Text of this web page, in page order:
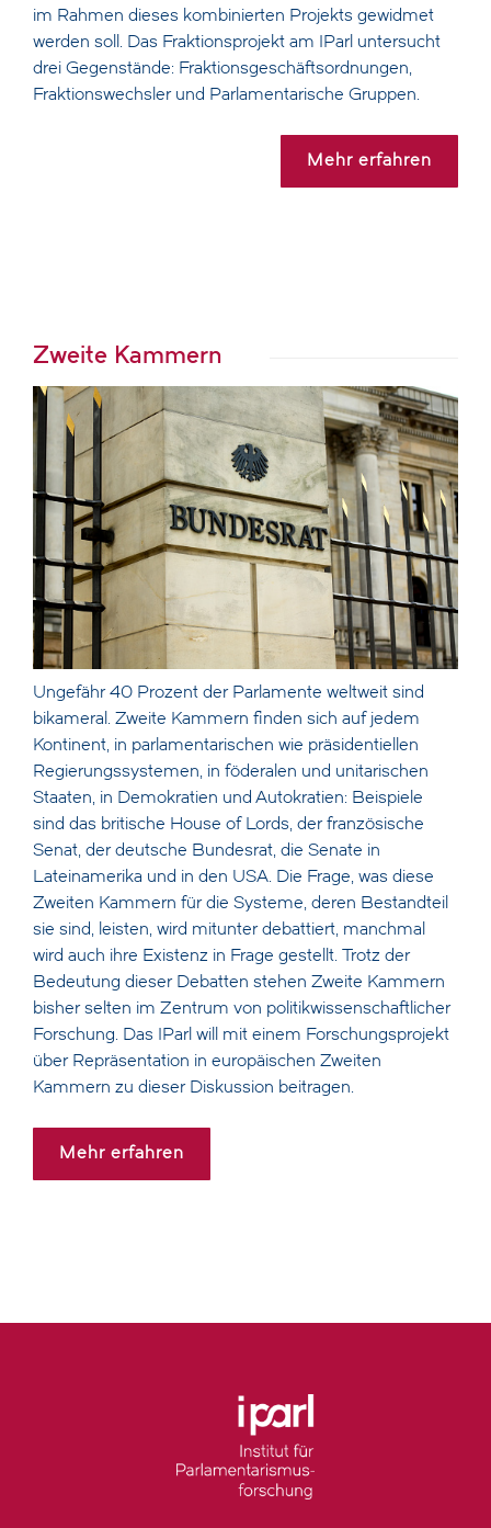
im Rahmen dieses kombinierten Projekts gewidmet
werden soll. Das Fraktionsprojekt am IParl untersucht
drei Gegenstände: Fraktionsgeschäftsordnungen,
Fraktionswechsler und Parlamentarische Gruppen.
Mehr erfahren
Zweite Kammern
Ungefähr 40 Prozent der Parlamente weltweit sind
bikameral. Zweite Kammern finden sich auf jedem
Kontinent, in parlamentarischen wie präsidentiellen
Regierungssystemen, in föderalen und unitarischen
Staaten, in Demokratien und Autokratien: Beispiele
sind das britische House of Lords, der französische
Senat, der deutsche Bundesrat, die Senate in
Lateinamerika und in den USA. Die Frage, was diese
Zweiten Kammern für die Systeme, deren Bestandteil
sie sind, leisten, wird mitunter debattiert, manchmal
wird auch ihre Existenz in Frage gestellt. Trotz der
Bedeutung dieser Debatten stehen Zweite Kammern
bisher selten im Zentrum von politikwissenschaftlicher
Forschung. Das IParl will mit einem Forschungsprojekt
über Repräsentation in europäischen Zweiten
Kammern zu dieser Diskussion beitragen.
Mehr erfahren